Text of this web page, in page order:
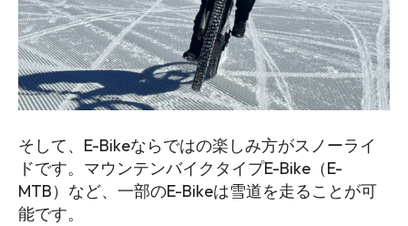
そして、E-Bikeならではの楽しみ方がスノーライ
ドです。マウンテンバイクタイプE-Bike（E-
MTB）など、一部のE-Bikeは雪道を走ることが可
能です。